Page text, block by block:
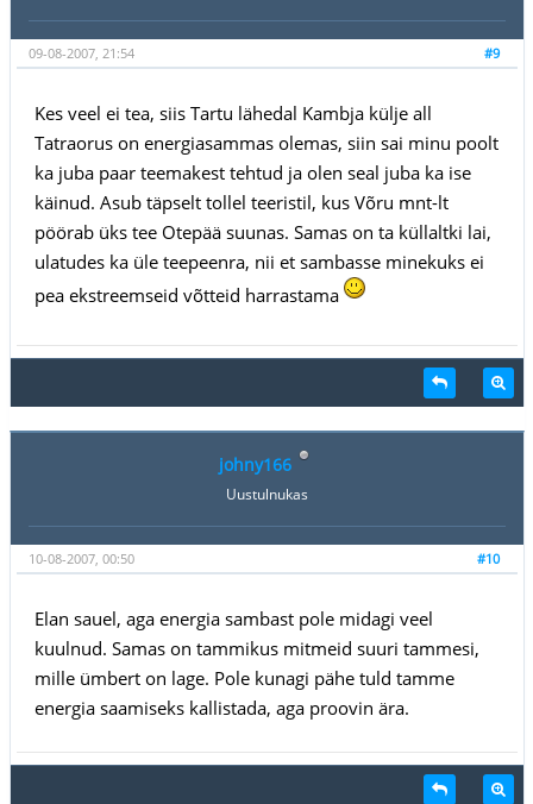
#9
09-08-2007, 21:54
Kes veel ei tea, siis Tartu lähedal Kambja külje all
Tatraorus on energiasammas olemas, siin sai minu poolt
ka juba paar teemakest tehtud ja olen seal juba ka ise
käinud. Asub täpselt tollel teeristil, kus Võru mnt-lt
pöörab üks tee Otepää suunas. Samas on ta küllaltki lai,
ulatudes ka üle teepeenra, nii et sambasse minekuks ei
pea ekstreemseid võtteid harrastama
johny166
Uustulnukas
#10
10-08-2007, 00:50
Elan sauel, aga energia sambast pole midagi veel
kuulnud. Samas on tammikus mitmeid suuri tammesi,
mille ümbert on lage. Pole kunagi pähe tuld tamme
energia saamiseks kallistada, aga proovin ära.